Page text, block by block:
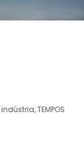
indústria,TEMPOS